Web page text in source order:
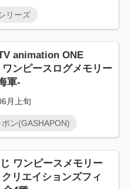
リーズ
animation ONE
ワンピースログメモリー
軍-
月上旬
ポン(GASHAPON)
ワンピースメモリー
リエイションズフィ